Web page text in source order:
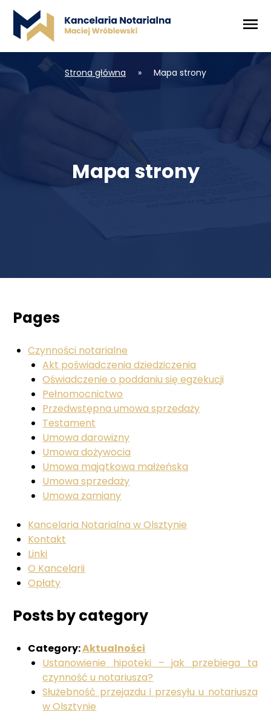
Strona główna » Mapa strony
Mapa strony
Pages
Czynności notarialne
Akt poświadczenia dziedziczenia
Oświadczenie o poddaniu się egzekucji
Pełnomocnictwo
Przedwstępna umowa sprzedaży
Testament
Umowa darowizny
Umowa dożywocia
Umowa majątkowa małżeńska
Umowa sprzedaży
Umowa zamiany
Kancelaria Notarialna w Olsztynie
Kontakt
Linki
O Kancelarii
Opłaty
Posts by category
Category:Aktualności
Ustanowienie hipoteki – jak przebiega ta
czynność u notariusza?
Służebność przejazdu i przesyłu u notariusza
w Olsztynie